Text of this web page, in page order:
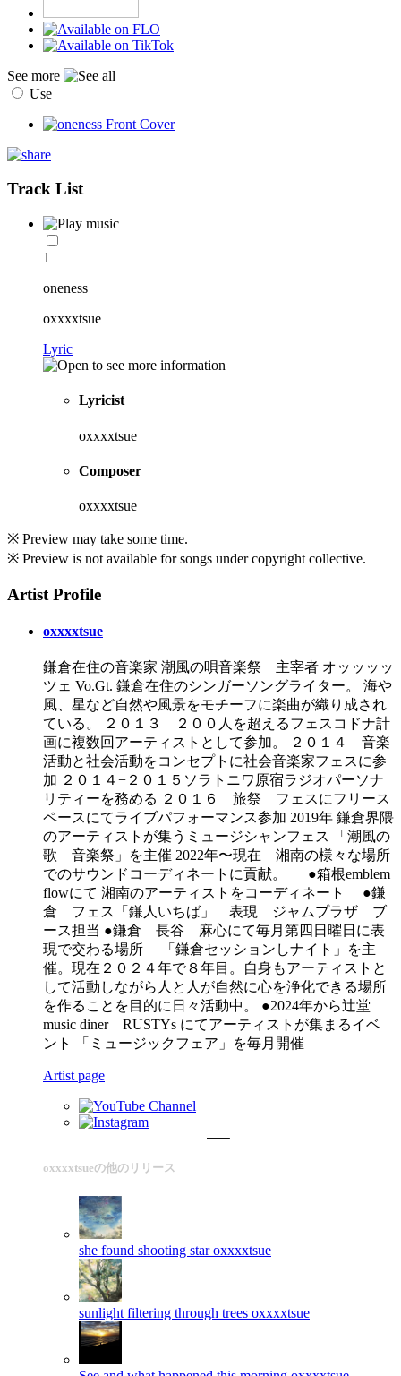
See more
Use
Track List
1
oneness
oxxxxtsue
Lyric
Lyricist
oxxxxtsue
Composer
oxxxxtsue
※ Preview may take some time.
※ Preview is not available for songs under copyright collective.
Artist Profile
oxxxxtsue
鎌倉在住の音楽家 潮風の唄音楽祭 主宰者 オッッッッ
ツェ Vo.Gt. 鎌倉在住のシンガーソングライター。 海や
風、星など自然や風景をモチーフに楽曲が織り成され
ている。 ２０１３ ２００人を超えるフェスコドナ計
画に複数回アーティストとして参加。 ２０１４ 音楽
活動と社会活動をコンセプトに社会音楽家フェスに参
加 ２０１４−２０１５ソラトニワ原宿ラジオパーソナ
リティーを務める ２０１６ 旅祭 フェスにフリース
ペースにてライブパフォーマンス参加 2019年 鎌倉界隈
のアーティストが集うミュージシャンフェス 「潮風の
歌 音楽祭」を主催 2022年〜現在 湘南の様々な場所
でのサウンドコーディネートに貢献。 ●箱根emblem
flowにて 湘南のアーティストをコーディネート ●鎌
倉 フェス「鎌人いちば」 表現 ジャムプラザ ブ
ース担当 ●鎌倉 長谷 麻心にて毎月第四日曜日に表
現で交わる場所 「鎌倉セッションしナイト」を主
催。現在２０２４年で８年目。自身もアーティストと
して活動しながら人と人が自然に心を浄化できる場所
を作ることを目的に日々活動中。 ●2024年から辻堂
music diner RUSTYs にてアーティストが集まるイベ
ント 「ミュージックフェア」を毎月開催
Artist page
oxxxxtsueの他のリリース
she found shooting star oxxxxtsue
sunlight filtering through trees oxxxxtsue